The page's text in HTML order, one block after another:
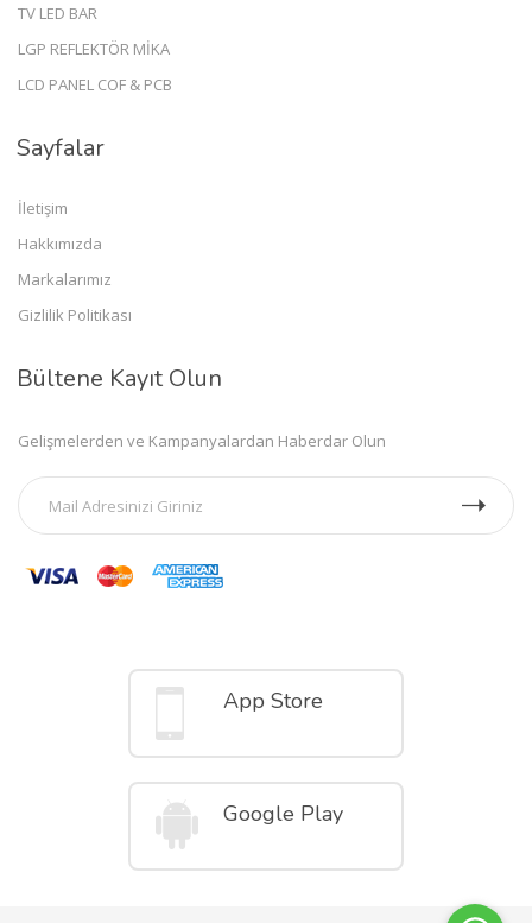
TV LED BAR
LGP REFLEKTÖR MİKA
LCD PANEL COF & PCB
Sayfalar
İletişim
Hakkımızda
Markalarımız
Gizlilik Politikası
Bültene Kayıt Olun
Gelişmelerden ve Kampanyalardan Haberdar Olun
App Store
Google Play